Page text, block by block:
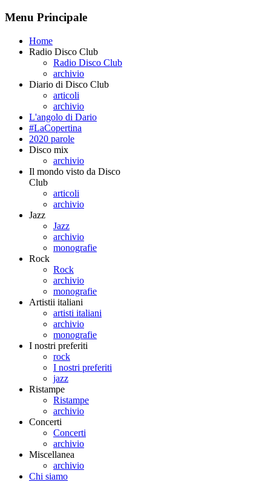
Menu Principale
Home
Radio Disco Club
Radio Disco Club
archivio
Diario di Disco Club
articoli
archivio
L'angolo di Dario
#LaCopertina
2020 parole
Disco mix
archivio
Il mondo visto da Disco
Club
articoli
archivio
Jazz
Jazz
archivio
monografie
Rock
Rock
archivio
monografie
Artistii italiani
artisti italiani
archivio
monografie
I nostri preferiti
rock
I nostri preferiti
jazz
Ristampe
Ristampe
archivio
Concerti
Concerti
archivio
Miscellanea
archivio
Chi siamo